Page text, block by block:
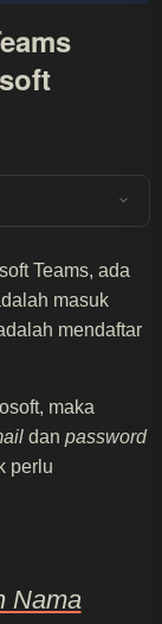
Teams, ada
masuk
mendaftar
maka
dan password
perlu
Nama